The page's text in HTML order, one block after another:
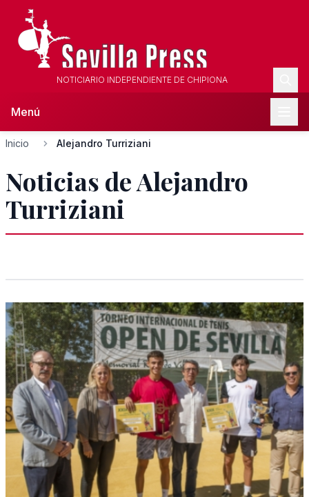
NOTICIARIO INDEPENDIENTE DE CHIPIONA
Menú
Inicio Alejandro Turriziani
Noticias de Alejandro
Turriziani